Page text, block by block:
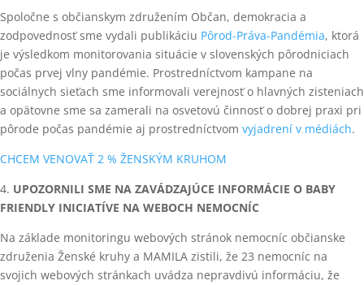
Spoločne s občianskym združením Občan, demokracia a
zodpovednosť sme vydali publikáciu Pôrod-Práva-Pandémia, ktorá
je výsledkom monitorovania situácie v slovenských pôrodniciach
počas prvej vlny pandémie. Prostredníctvom kampane na
sociálnych sieťach sme informovali verejnosť o hlavných zisteniach
a opätovne sme sa zamerali na osvetovú činnosť o dobrej praxi pri
pôrode počas pandémie aj prostredníctvom vyjadrení v médiách.
CHCEM VENOVAŤ 2 % ŽENSKÝM KRUHOM
4. UPOZORNILI SME NA ZAVÁDZAJÚCE INFORMÁCIE O BABY
FRIENDLY INICIATÍVE NA WEBOCH NEMOCNÍC
Na základe monitoringu webových stránok nemocníc občianske
združenia Ženské kruhy a MAMILA zistili, že 23 nemocníc na
svojich webových stránkach uvádza nepravdivú informáciu, že